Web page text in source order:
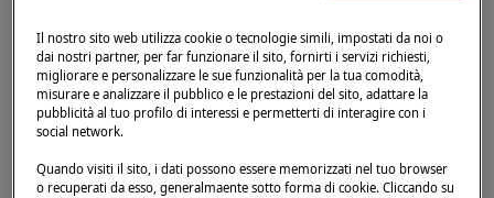
Home page Rivenditori SEA ALLIANCE LTD
Il nostro sito web utilizza cookie o tecnologie simili, impostati da noi o
dai nostri partner, per far funzionare il sito, fornirti i servizi richiesti,
migliorare e personalizzare le sue funzionalità per la tua comodità,
misurare e analizzare il pubblico e le prestazioni del sito, adattare la
pubblicità al tuo profilo di interessi e permetterti di interagire con i
social network.
Quando visiti il sito, i dati possono essere memorizzati nel tuo browser
o recuperati da esso, generalmaente sotto forma di cookie. Cliccando su